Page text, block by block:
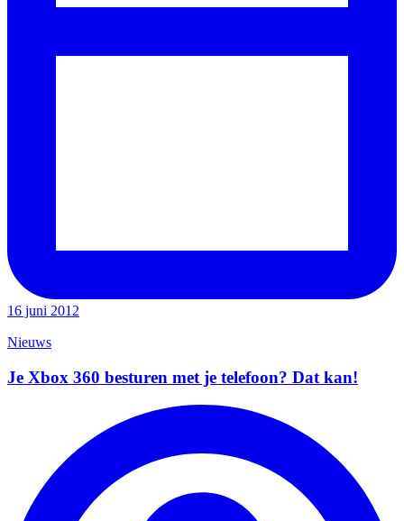
16 juni 2012
Nieuws
Je Xbox 360 besturen met je telefoon? Dat kan!